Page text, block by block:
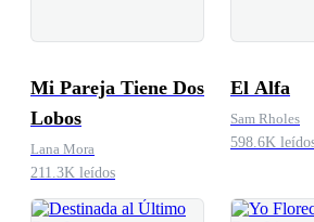
Mi Pareja Tiene Dos
Lobos
Lana Mora
211.3K leídos
El Alfa
Sam Rholes
598.6K